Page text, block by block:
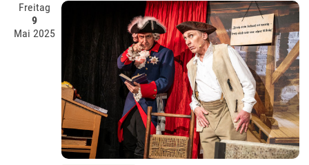
Freitag
9
Mai 2025